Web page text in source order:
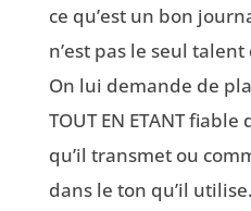
ce qu’est un bon
n’est pas le seul
On lui demande de
TOUT EN ETANT
qu’il transmet ou
dans le ton qu’il